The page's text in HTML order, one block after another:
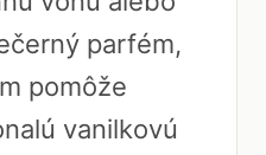
parfém,
pomôže
vanilkovú